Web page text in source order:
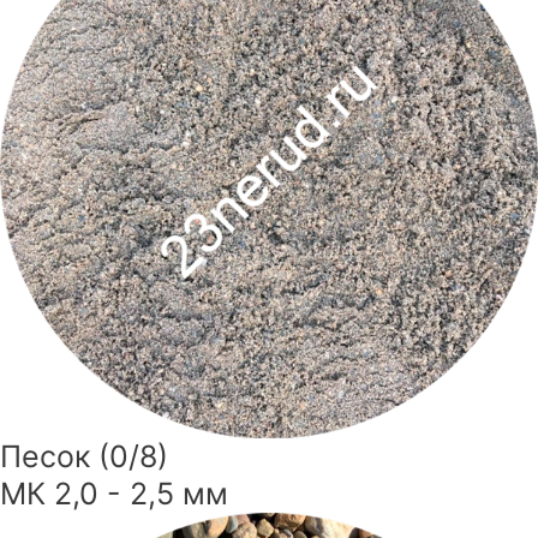
Песок (0/8)
МК 2,0 - 2,5 мм